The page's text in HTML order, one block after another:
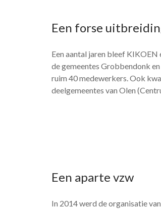
Een forse
Een aantal jaren bleef
de gemeentes Grobbendonk
ruim 40 medewerkers. Ook
deelgemeentes van Olen
Een aparte vzw
In 2014 werd de organisatie